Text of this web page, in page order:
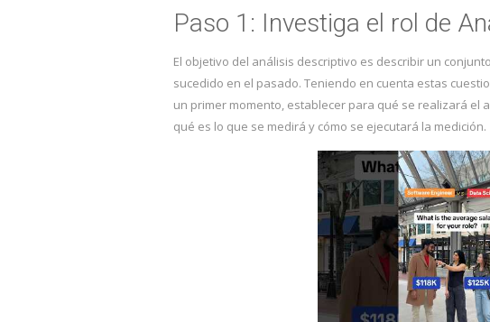
Paso 1: Investiga el rol de
El objetivo del análisis descriptivo es describir un
sucedido en el pasado. Teniendo en cuenta estas
un primer momento, establecer para qué se realizará el
qué es lo que se medirá y cómo se ejecutará la medición.